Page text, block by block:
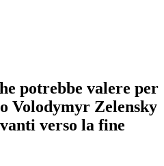
potrebbe valere per
Volodymyr Zelensky
verso la fine